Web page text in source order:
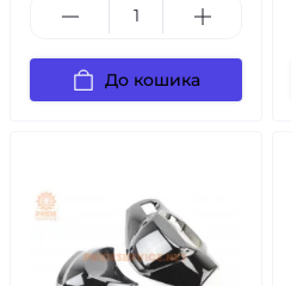
До кошика